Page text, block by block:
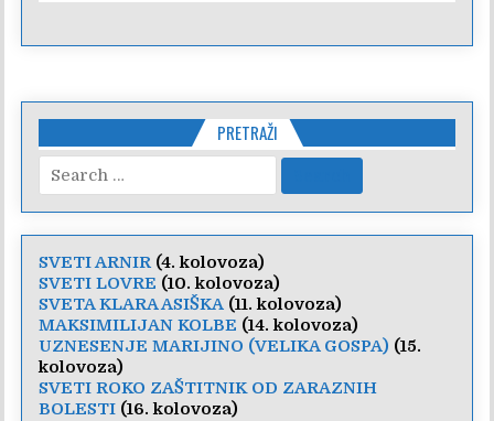
PRETRAŽI
Search
for:
SVETI ARNIR(4. kolovoza)
SVETI LOVRE (10. kolovoza)
SVETA KLARA ASIŠKA (11. kolovoza)
MAKSIMILIJAN KOLBE (14. kolovoza)
UZNESENJE MARIJINO (VELIKA GOSPA) (15.
kolovoza)
SVETI ROKO ZAŠTITNIK OD ZARAZNIH
BOLESTI (16. kolovoza)